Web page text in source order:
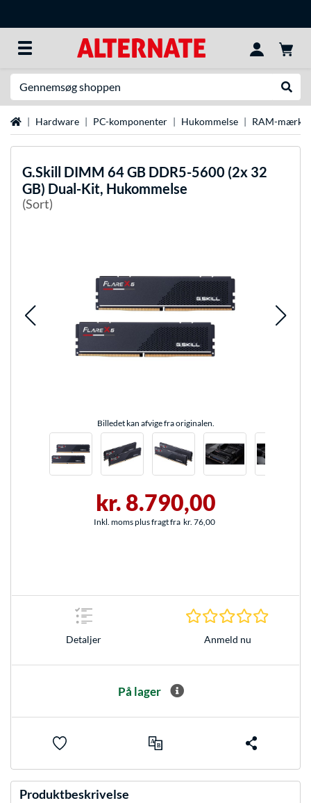
StartsideHardware PC-komponenter Hukommelse RAM-mærker
G.Skill DIMM 64 GB DDR5-5600 (2x 32
GB) Dual-Kit, Hukommelse
(Sort)
Billedet kan afvige fra originalen.
kr. 8.790,00
Inkl. moms plus fragt fra kr. 76,00
Detaljer Anmeld nu
På lager
Produktbeskrivelse